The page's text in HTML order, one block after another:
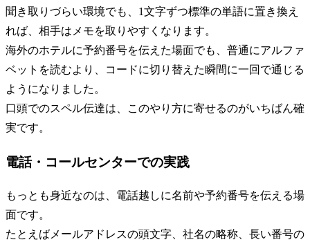
聞き取りづらい環境でも、1文字ずつ標準の単語に置き換え
れば、相手はメモを取りやすくなります。
海外のホテルに予約番号を伝えた場面でも、普通にアルファ
ベットを読むより、コードに切り替えた瞬間に一回で通じる
ようになりました。
口頭でのスペル伝達は、このやり方に寄せるのがいちばん確
実です。
電話・コールセンターでの実践
もっとも身近なのは、電話越しに名前や予約番号を伝える場
面です。
たとえばメールアドレスの頭文字、社名の略称、長い番号の